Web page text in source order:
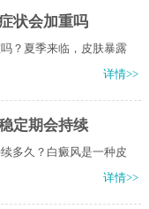
状会加重吗
？夏季来临，皮肤暴露
详情>>
定期会持续
多久？白癜风是一种皮
详情>>